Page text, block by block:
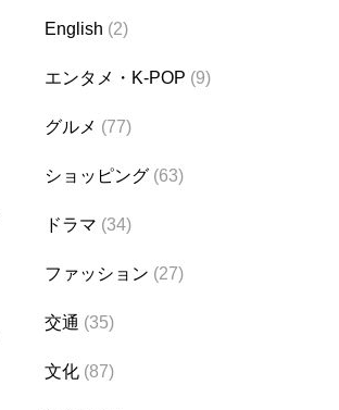
English (2)
エンタメ・K-POP (9)
グルメ (77)
ショッピング (63)
ドラマ (34)
ファッション (27)
交通 (35)
文化 (87)